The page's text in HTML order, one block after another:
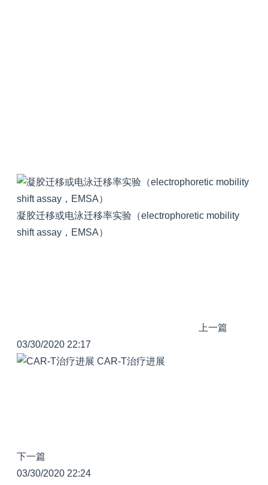
凝胶迁移或电泳迁移率实验（electrophoretic mobility
shift assay，EMSA）
上一篇
03/30/2020 22:17
CAR-T治疗进展
下一篇
03/30/2020 22:24